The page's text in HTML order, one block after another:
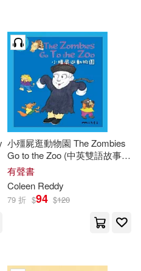
小殭屍逛動物園 The Zombies
Go to the Zoo (中英雙語故事)
(有聲書)
有聲書
Coleen Reddy
79 折 $94 $120